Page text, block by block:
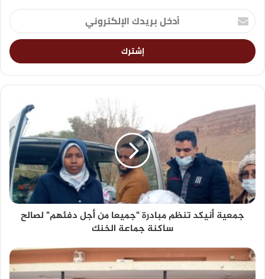
جمعية أنيكد تنظم مبادرة "جميعا من أجل دفئهم" لصالح
ساكنة جماعة الخنك